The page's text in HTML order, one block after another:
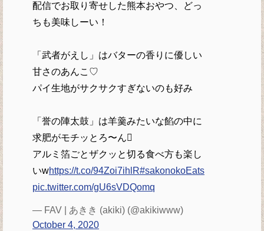
配信でお取り寄せした熊本おやつ、どっ
ちも美味しーい！
「武者がえし」はバターの香りに優しい
甘さのあんこ♡
パイ生地がサクサクすぎないのも好み
「誉の陣太鼓」は羊羹みたいな餡の中に
求肥がモチッとろ〜ん񯤤
アルミ箔ごとザクッと切る食べ方も楽し
いwhttps://t.co/94Zoi7ihlR#sakonokoEats
pic.twitter.com/gU6sVDQomq
— FAV | あきき (akiki) (@akikiwww)
October 4, 2020